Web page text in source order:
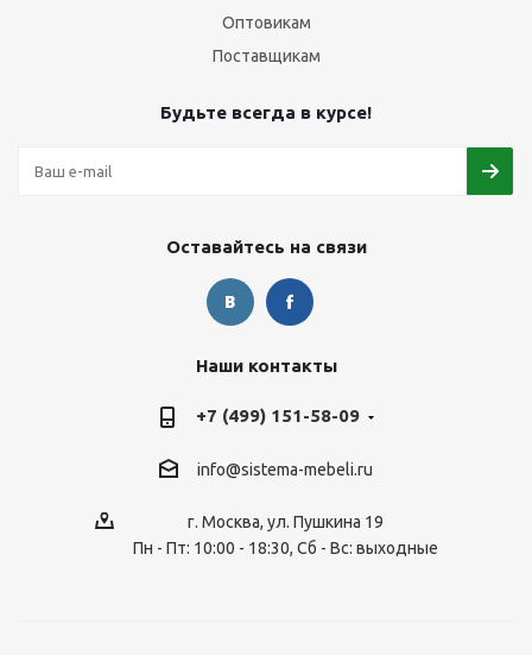
Оптовикам
Поставщикам
Будьте всегда в курсе!
Оставайтесь на связи
Наши контакты
+7 (499) 151-58-09
info@sistema-mebeli.ru
г. Москва, ул. Пушкина 19
Пн - Пт: 10:00 - 18:30, Сб - Вс: выходные